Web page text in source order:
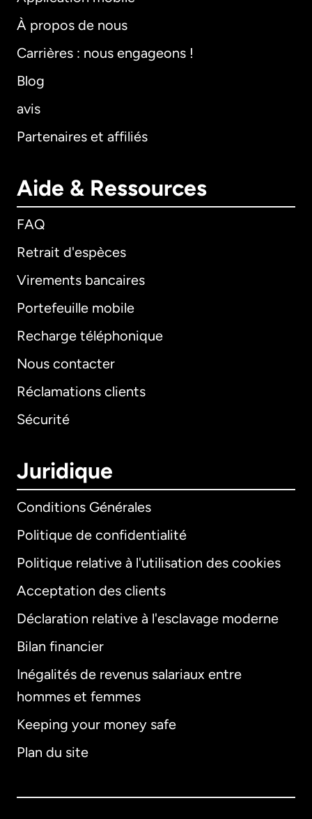
À propos de nous
Carrières : nous engageons !
Blog
avis
Partenaires et affiliés
Aide & Ressources
FAQ
Retrait d'espèces
Virements bancaires
Portefeuille mobile
Recharge téléphonique
Nous contacter
Réclamations clients
Sécurité
Juridique
Conditions Générales
Politique de confidentialité
Politique relative à l'utilisation des cookies
Acceptation des clients
Déclaration relative à l'esclavage moderne
Bilan financier
Inégalités de revenus salariaux entre
hommes et femmes
Keeping your money safe
Plan du site
International
Allemagne